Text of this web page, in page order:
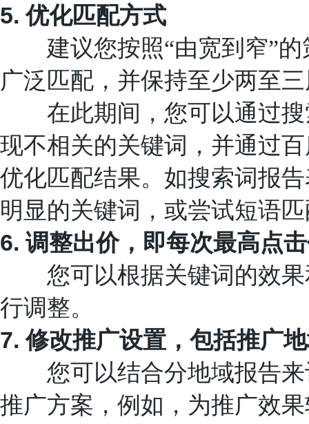
5.优化匹配方式
建议您按照“由宽到窄”的
广泛匹配，并保持至少两至
在此期间，您可以通过搜
现不相关的关键词，并通过
优化匹配结果。如搜索词报
明显的关键词，或尝试短语
6. 调整出价，即每次最高点
您可以根据关键词的效果
行调整。
7.修改推广设置，包括推广
您可以结合分地域报告来
推广方案，例如，为推广效